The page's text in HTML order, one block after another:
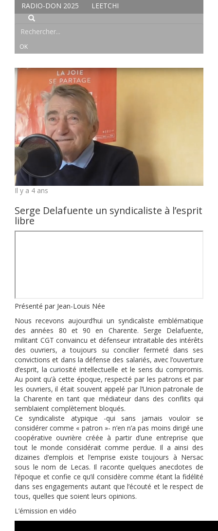
RADIO-DON 2025
LEETCHI
Il y a 4 ans
Serge Delafuente un syndicaliste à l’esprit
libre
Présenté par Jean-Louis Née
Nous recevons aujourd’hui un syndicaliste emblématique
des années 80 et 90 en Charente. Serge Delafuente,
militant CGT convaincu et défenseur intraitable des intérêts
des ouvriers, a toujours su concilier fermeté dans ses
convictions et dans la défense des salariés, avec l’ouverture
d’esprit, la curiosité intellectuelle et le sens du compromis.
Au point qu’à cette époque, respecté par les patrons et par
les ouvriers, il était souvent appelé par l’Union patronale de
la Charente en tant que médiateur dans des conflits qui
semblaient complètement bloqués.
Ce syndicaliste atypique -qui sans jamais vouloir se
considérer comme « patron »- n’en n’a pas moins dirigé une
coopérative ouvrière créée à partir d’une entreprise que
tout le monde considérait comme perdue. Il a ainsi des
dizaines d’emplois et l’emprise existe toujours à Nersac
sous le nom de Lecas. Il raconte quelques anecdotes de
l’époque et confie ce qu’il considère comme étant la fidélité
dans ses engagements autant que l’écouté et le respect de
tous, quelles que soient leurs opinions.
L’émission en vidéo